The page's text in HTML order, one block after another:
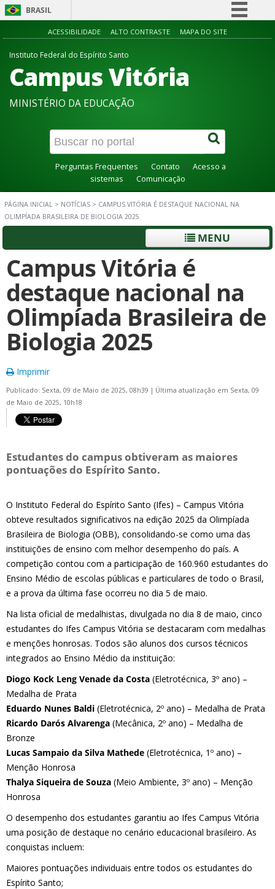
BRASIL
Simplifique!
Acesso à informação
Canais
ACESSIBILIDADE ALTO CONTRASTE MAPA DO SITE
Instituto Federal do Espírito Santo
Campus Vitória
MINISTÉRIO DA EDUCAÇÃO
Perguntas Frequentes Contato
Acesso a
sistemas
Comunicação
PÁGINA INICIAL > NOTÍCIAS > CAMPUS VITÓRIA É DESTAQUE NACIONAL NA
OLIMPÍADA BRASILEIRA DE BIOLOGIA 2025
MENU
Campus Vitória é
destaque nacional na
Olimpíada Brasileira de
Biologia 2025
Imprimir
Publicado: Sexta, 09 de Maio de 2025, 08h39 | Última atualização em Sexta, 09
de Maio de 2025, 10h18
Estudantes do campus obtiveram as maiores
pontuações do Espírito Santo.
O Instituto Federal do Espírito Santo (Ifes) – Campus Vitória
obteve resultados significativos na edição 2025 da Olimpíada
Brasileira de Biologia (OBB), consolidando-se como uma das
instituições de ensino com melhor desempenho do país. A
competição contou com a participação de 160.960 estudantes do
Ensino Médio de escolas públicas e particulares de todo o Brasil,
e a prova da última fase ocorreu no dia 5 de maio.
Na lista oficial de medalhistas, divulgada no dia 8 de maio, cinco
estudantes do Ifes Campus Vitória se destacaram com medalhas
e menções honrosas. Todos são alunos dos cursos técnicos
integrados ao Ensino Médio da instituição:
Diogo Kock Leng Venade da Costa (Eletrotécnica, 3º ano) –
Medalha de Prata
Eduardo Nunes Baldi (Eletrotécnica, 2º ano) – Medalha de Prata
Ricardo Darós Alvarenga (Mecânica, 2º ano) – Medalha de
Bronze
Lucas Sampaio da Silva Mathede (Eletrotécnica, 1º ano) –
Menção Honrosa
Thalya Siqueira de Souza (Meio Ambiente, 3º ano) – Menção
Honrosa
O desempenho dos estudantes garantiu ao Ifes Campus Vitória
uma posição de destaque no cenário educacional brasileiro. As
conquistas incluem:
Maiores pontuações individuais entre todos os estudantes do
Espírito Santo;